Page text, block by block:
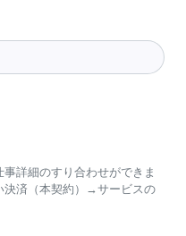
詳細のすり合わせができま
決済（本契約）→サービスの